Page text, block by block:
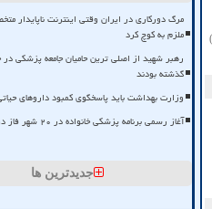
مرگ دورکاری در ایران وقتی اینترنت ناپایدار
ملزم به کوچ کرد
رهبر شهید از اصلی ترین حامیان جامعه پزشکی در
گذشته بودند
وزارت بهداشت باید پاسخگوی کمبود داروهای
آغاز رسمی برنامه پزشکی خانواده در ۲۰ شهر فاز دوم
جدیدترین ها